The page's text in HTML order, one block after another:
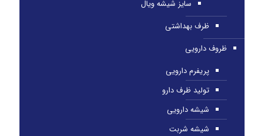
سایز شیشه ویال
ظرف بهداشتی
ظروف دارویی
پریفرم دارویی
تولید ظرف دارو
شیشه دارویی
شیشه شربت